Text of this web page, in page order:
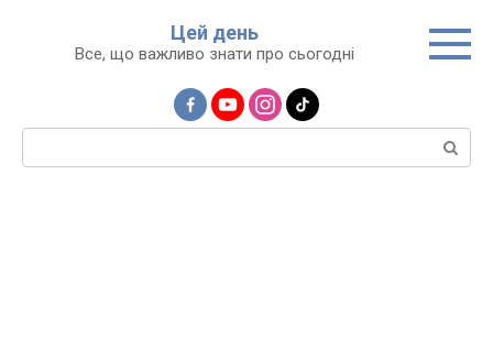
Цей день
Все, що важливо знати про сьогодні
Пошук: